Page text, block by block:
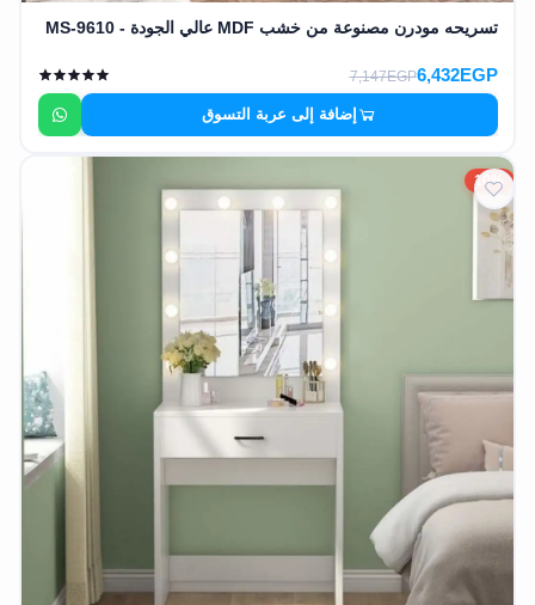
تسريحه مودرن مصنوعة من خشب MDF عالي الجودة - MS-9610
6,432EGP
7,147EGP
إضافة إلى عربة التسوق
10%